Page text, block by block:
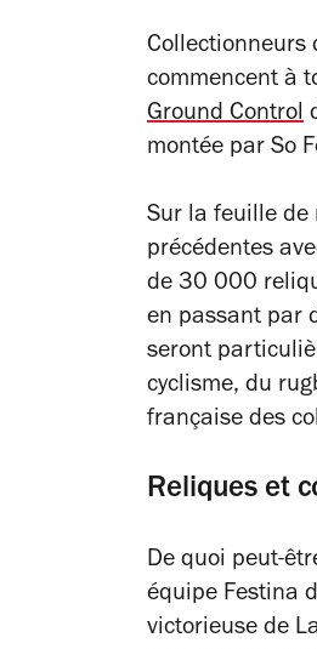
Collectionneurs
commencent à
Ground Control
montée par So
Sur la feuille de
précédentes
de 30 000
en passant par
seront
cyclisme, du
française des
Reliques et
De quoi peut-
équipe Festina
victorieuse de